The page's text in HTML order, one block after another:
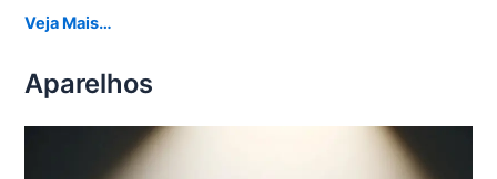
Veja Mais…
Aparelhos